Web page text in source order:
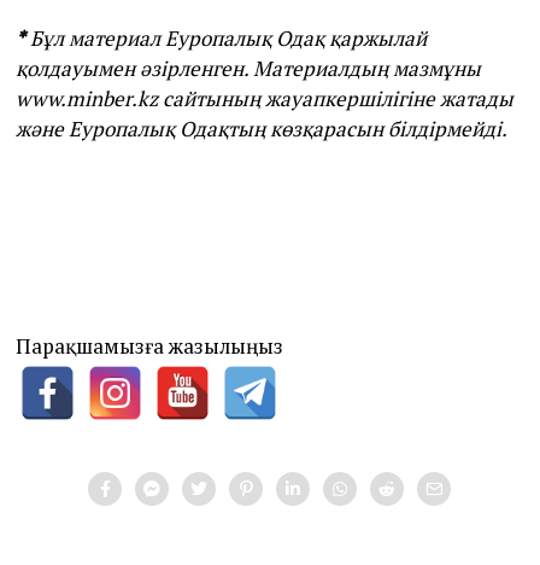
*Бұл материал Еуропалық Одақ қаржылай
қолдауымен әзірленген. Материалдың мазмұны
www.minber.kz сайтының жауапкершілігіне жатады
және Еуропалық Одақтың көзқарасын білдірмейді.
Парақшамызға жазылыңыз